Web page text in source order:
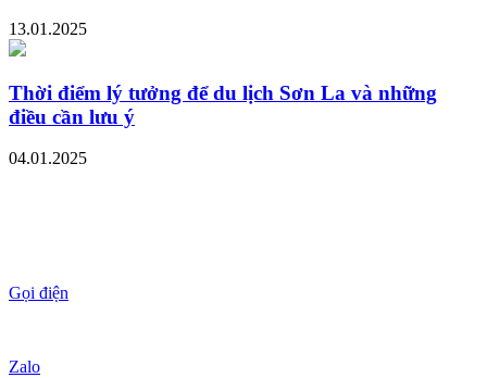
13.01.2025
Thời điểm lý tưởng để du lịch Sơn La và những
điều cần lưu ý
04.01.2025
Gọi điện
Zalo